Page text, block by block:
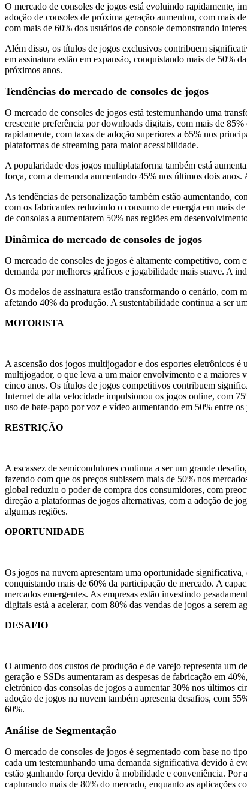
O mercado de consoles de jogos está evoluindo rapidamente,
adoção de consoles de próxima geração aumentou, com mais
com mais de 60% dos usuários de console demonstrando
Além disso, os títulos de jogos exclusivos contribuem
em assinatura estão em expansão, conquistando mais de 50%
próximos anos.
Tendências do mercado de consoles de jogos
O mercado de consoles de jogos está testemunhando uma
crescente preferência por downloads digitais, com mais de
rapidamente, com taxas de adoção superiores a 65% nos
plataformas de streaming para maior acessibilidade.
A popularidade dos jogos multiplataforma também está
força, com a demanda aumentando 45% nos últimos dois
As tendências de personalização também estão aumentando,
com os fabricantes reduzindo o consumo de energia em mais
de consolas a aumentarem 50% nas regiões em
Dinâmica do mercado de consoles de jogos
O mercado de consoles de jogos é altamente competitivo, com
demanda por melhores gráficos e jogabilidade mais suave. A
Os modelos de assinatura estão transformando o cenário, com
afetando 40% da produção. A sustentabilidade continua a ser
MOTORISTA
A ascensão dos jogos multijogador e dos esportes eletrônicos
multijogador, o que leva a um maior envolvimento e a maiores
cinco anos. Os títulos de jogos competitivos contribuem
Internet de alta velocidade impulsionou os jogos online, com
uso de bate-papo por voz e vídeo aumentando em 50% entre os
RESTRIÇÃO
A escassez de semicondutores continua a ser um grande
fazendo com que os preços subissem mais de 50% nos
global reduziu o poder de compra dos consumidores, com
direção a plataformas de jogos alternativas, com a adoção de
algumas regiões.
OPORTUNIDADE
Os jogos na nuvem apresentam uma oportunidade significativa,
conquistando mais de 60% da participação de mercado. A
mercados emergentes. As empresas estão investindo
digitais está a acelerar, com 80% das vendas de jogos a serem
DESAFIO
O aumento dos custos de produção e de varejo representa um
geração e SSDs aumentaram as despesas de fabricação em
eletrónico das consolas de jogos a aumentar 30% nos últimos
adoção de jogos na nuvem também apresenta desafios, com
60%.
Análise de Segmentação
O mercado de consoles de jogos é segmentado com base no
cada um testemunhando uma demanda significativa devido à
estão ganhando força devido à mobilidade e conveniência. Por
capturando mais de 80% do mercado, enquanto as aplicações